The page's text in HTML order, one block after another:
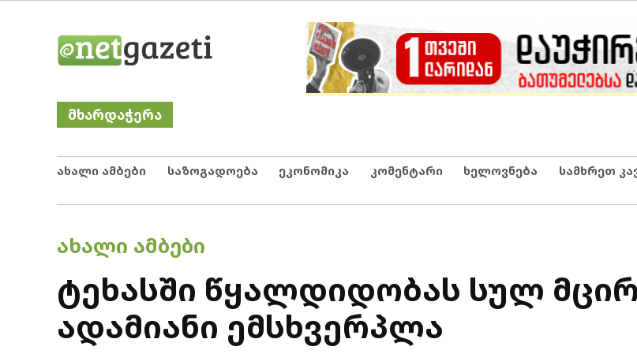
Netgazeti
მხარდაჭერა
ახალი ამბები საზოგადოება ეკონომიკა კომენტარი ხელოვნება სამხრეთ
POSTED
ᲐᲮᲐᲚᲘ ᲐᲛᲑᲔᲑᲘ
ტეხასში წყალდიდობას სულ
ადამიანი ემსხვერპლა